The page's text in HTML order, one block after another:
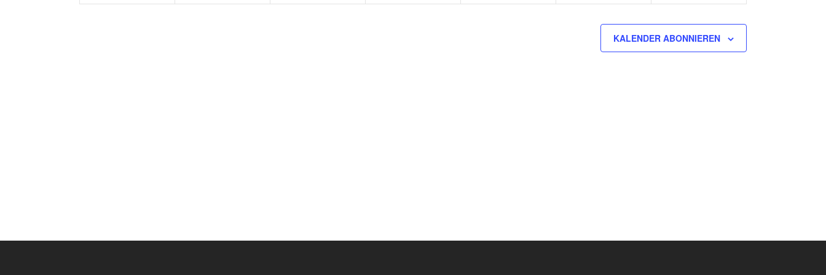
KALENDER ABONNIEREN